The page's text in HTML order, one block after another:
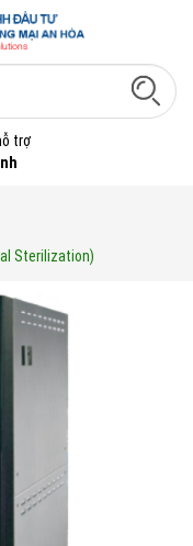
trợ
Sterilization)